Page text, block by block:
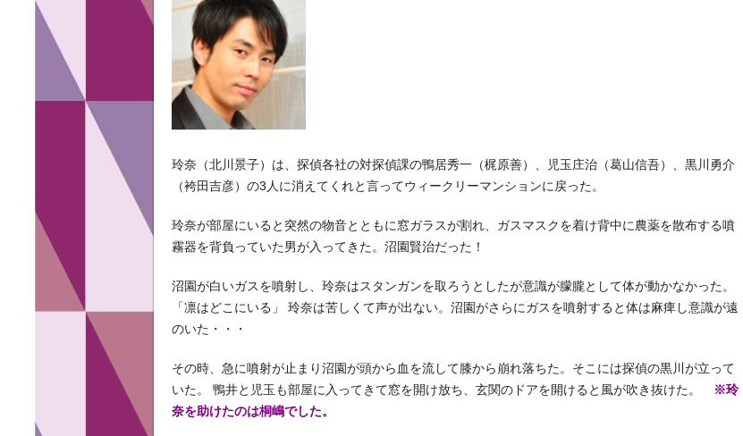
玲奈（北川景子）は、探偵各社の対探偵課の鴨居秀一（梶原善）、児玉庄治（葛山信吾）、黒川勇介
（袴田吉彦）の3人に消えてくれと言ってウィークリーマンションに戻った。
玲奈が部屋にいると突然の物音とともに窓ガラスが割れ、ガスマスクを着け背中に農薬を散布する噴
霧器を背負っていた男が入ってきた。沼園賢治だった！
沼園が白いガスを噴射し、玲奈はスタンガンを取ろうとしたが意識が朦朧として体が動かなかった。
「凛はどこにいる」 玲奈は苦しくて声が出ない。沼園がさらにガスを噴射すると体は麻痺し意識が遠
のいた・・・
その時、急に噴射が止まり沼園が頭から血を流して膝から崩れ落ちた。そこには探偵の黒川が立って
いた。 鴨井と児玉も部屋に入ってきて窓を開け放ち、玄関のドアを開けると風が吹き抜けた。
※玲
奈を助けたのは桐嶋でした。